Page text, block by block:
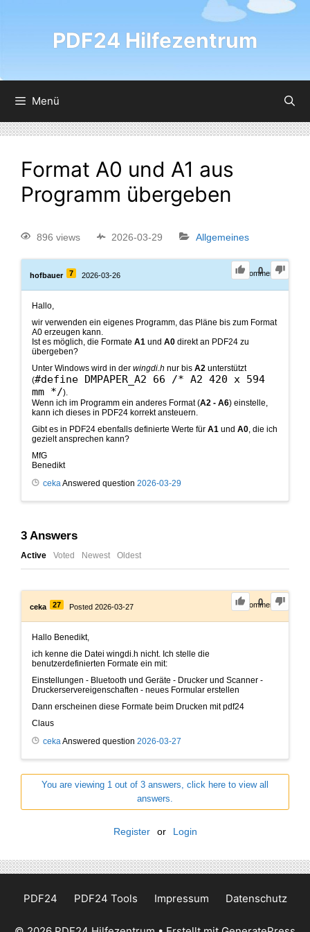
PDF24 Hilfezentrum
Menü
Format A0 und A1 aus
Programm übergeben
896 views 2026-03-29 Allgemeines
0
hofbauer 7 2026-03-26 0Comments
Hallo,
wir verwenden ein eigenes Programm, das Pläne bis zum Format
A0 erzeugen kann.
Ist es möglich, die Formate A1 und A0 direkt an PDF24 zu
übergeben?
Unter Windows wird in der wingdi.h nur bis A2 unterstützt
(#define DMPAPER_A2 66 /* A2 420 x 594
mm */).
Wenn ich im Programm ein anderes Format (A2 - A6) einstelle,
kann ich dieses in PDF24 korrekt ansteuern.
Gibt es in PDF24 ebenfalls definierte Werte für A1 und A0, die ich
gezielt ansprechen kann?
MfG
Benedikt
cekaAnswered question 2026-03-29
3 Answers
Active Voted Newest Oldest
0
ceka 27 Posted 2026-03-27 0Comments
Hallo Benedikt,
ich kenne die Datei wingdi.h nicht. Ich stelle die
benutzerdefinierten Formate ein mit:
Einstellungen - Bluetooth und Geräte - Drucker und Scanner -
Druckerservereigenschaften - neues Formular erstellen
Dann erscheinen diese Formate beim Drucken mit pdf24
Claus
cekaAnswered question 2026-03-27
You are viewing 1 out of 3 answers, click here to view all
answers.
Register or Login
PDF24 PDF24 Tools Impressum Datenschutz